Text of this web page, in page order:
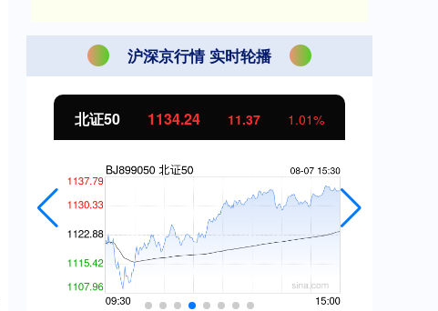
沪深京行情 实时轮播
北证50 1134.24 11.37 1.01%